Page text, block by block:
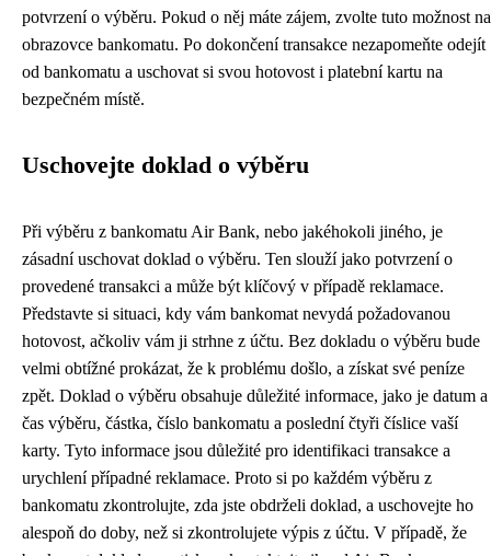
potvrzení o výběru. Pokud o něj máte zájem, zvolte tuto možnost na
obrazovce bankomatu. Po dokončení transakce nezapomeňte odejít
od bankomatu a uschovat si svou hotovost i platební kartu na
bezpečném místě.
Uschovejte doklad o výběru
Při výběru z bankomatu Air Bank, nebo jakéhokoli jiného, je
zásadní uschovat doklad o výběru. Ten slouží jako potvrzení o
provedené transakci a může být klíčový v případě reklamace.
Představte si situaci, kdy vám bankomat nevydá požadovanou
hotovost, ačkoliv vám ji strhne z účtu. Bez dokladu o výběru bude
velmi obtížné prokázat, že k problému došlo, a získat své peníze
zpět. Doklad o výběru obsahuje důležité informace, jako je datum a
čas výběru, částka, číslo bankomatu a poslední čtyři číslice vaší
karty. Tyto informace jsou důležité pro identifikaci transakce a
urychlení případné reklamace. Proto si po každém výběru z
bankomatu zkontrolujte, zda jste obdrželi doklad, a uschovejte ho
alespoň do doby, než si zkontrolujete výpis z účtu. V případě, že